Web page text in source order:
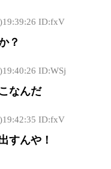
ID:fxV
か？
ID:WSj
なんだ
ID:fxV
すんや！